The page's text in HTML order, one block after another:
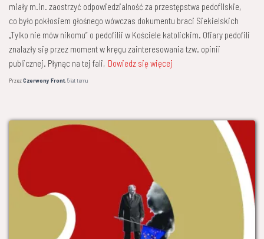
miały m.in. zaostrzyć odpowiedzialność za przestępstwa pedofilskie,
co było pokłosiem głośnego wówczas dokumentu braci Siekielskich
„Tylko nie mów nikomu” o pedofilii w Kościele katolickim. Ofiary pedofili
znalazły się przez moment w kręgu zainteresowania tzw. opinii
publicznej. Płynąc na tej fali, Dowiedz się więcej
PrzezCzerwony Front,5 lattemu